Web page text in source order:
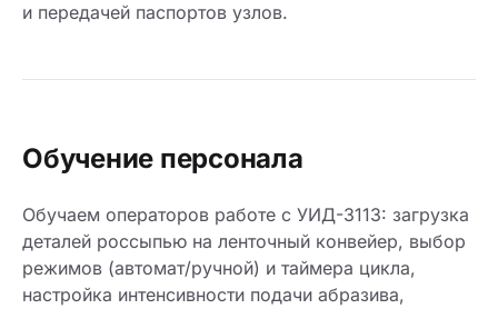
и передачей паспортов узлов.
Обучение персонала
Обучаем операторов работе с УИД-3113: загрузка
деталей россыпью на ленточный конвейер, выбор
режимов (автомат/ручной) и таймера цикла,
настройка интенсивности подачи абразива,